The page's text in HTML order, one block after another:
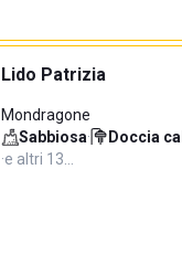
Lido Patrizia
Mondragone
Sabbiosa· Doccia
·e altri 13…